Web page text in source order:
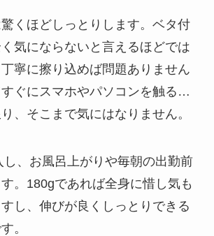
くほどしっとりします。ベタ付
気にならないと言えるほどでは
寧に擦り込めば問題ありません
すぐにスマホやパソコンを触る…
、そこまで気にはなりません。
、お風呂上がりや毎朝の出勤前
。180gであれば全身に惜し気も
し、伸びが良くしっとりできる
。